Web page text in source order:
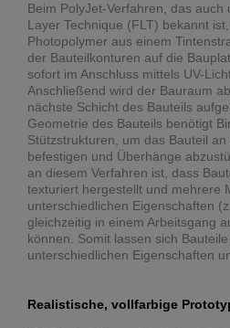
Beim PolyJet-Verfahren, das
Layer Technique (FLT) bekannt
Photopolymer aus einem
der Bauteilkonturen auf die
sofort im Anschluss mittels UV-
Anschließend wird der Bauraum
nächste Schicht des Bauteils
Geometrie des Bauteils benötigt
Stützstrukturen, um das Bauteil
befestigen und Überhänge
an diesem Verfahren ist, dass
texturiert hergestellt und mehrere
unterschiedlichen Eigenschaften
gleichzeitig in einem Arbeitsgang
können. Somit lassen sich
unterschiedlichen Eigenschaften
Realistische, vollfarbige